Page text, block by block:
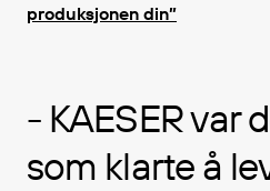
produksjonen din”
- KAESER var
som klarte å